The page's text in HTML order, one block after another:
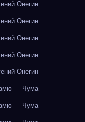
Онегин
Онегин
Онегин
Онегин
Онегин
— Чума
— Чума